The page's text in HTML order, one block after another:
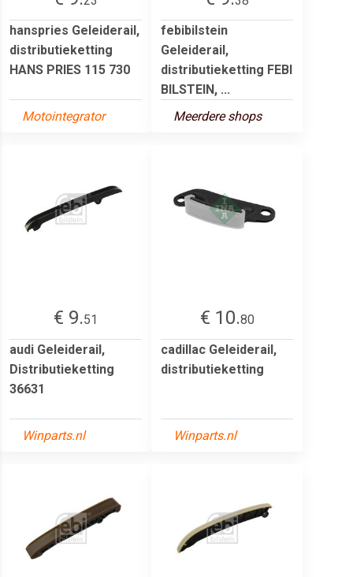
hanspries Geleiderail,
distributieketting
HANS PRIES 115 730
Motointegrator
febibilstein
Geleiderail,
distributieketting FEBI
BILSTEIN, ...
Meerdere shops
€ 9.51
audi Geleiderail,
Distributieketting
36631
Winparts.nl
€ 10.80
cadillac Geleiderail,
distributieketting
Winparts.nl